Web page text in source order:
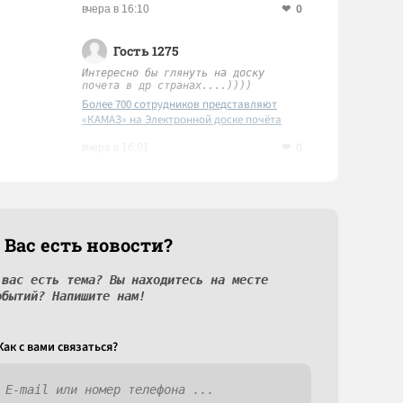
вчера в 16:10 0
Гость 1275
Интересно бы глянуть на доску
почета в др странах....))))
Более 700 сотрудников представляют
«КАМАЗ» на Электронной доске почёта
есть новости?
есть тема? Вы находитесь на месте
Напишите нам!
c вами связаться?